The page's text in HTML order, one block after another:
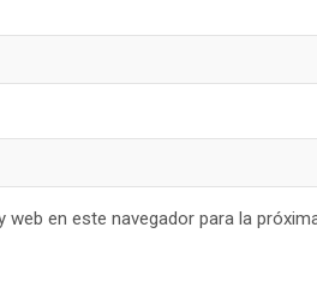
en este navegador para la